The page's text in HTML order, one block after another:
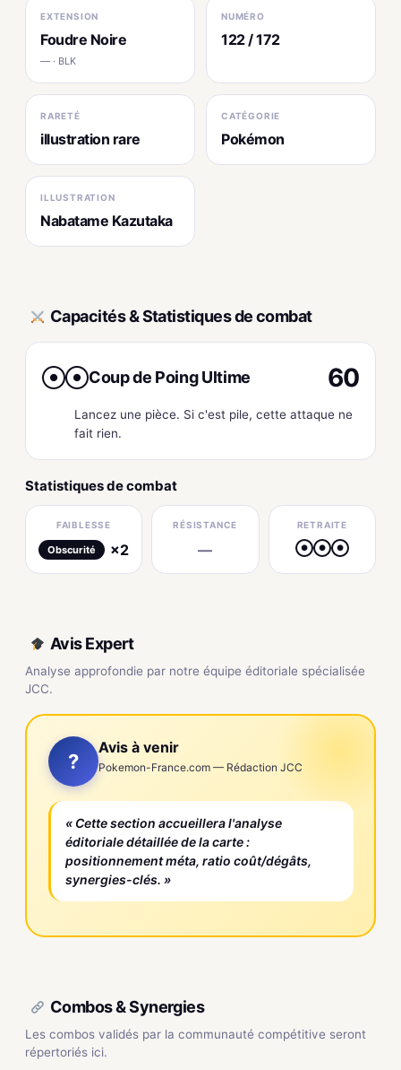
EXTENSION
Foudre Noire
— · BLK
NUMÉRO
122 / 172
RARETÉ
illustration rare
CATÉGORIE
Pokémon
ILLUSTRATION
Nabatame Kazutaka
Capacités & Statistiques de combat
● ● Coup de Poing Ultime 60
Lancez une pièce. Si c'est pile, cette attaque ne
fait rien.
Statistiques de combat
FAIBLESSE
Obscurité ×2
RÉSISTANCE
—
RETRAITE
● ● ●
Avis Expert
Analyse approfondie par notre équipe éditoriale spécialisée
JCC.
?
Avis à venir
Pokemon-France.com — Rédaction JCC
« Cette section accueillera l'analyse
éditoriale détaillée de la carte :
positionnement méta, ratio coût/dégâts,
synergies-clés. »
Combos & Synergies
Les combos validés par la communauté compétitive seront
répertoriés ici.